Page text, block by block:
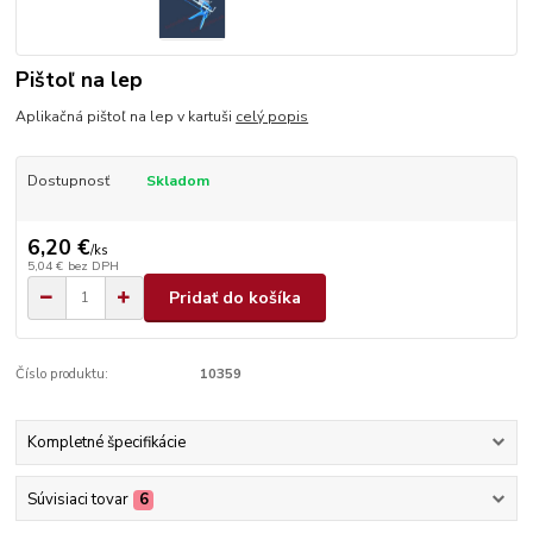
Pištoľ na lep
Aplikačná pištoľ na lep v kartuši celý popis
Dostupnosť Skladom
6,20 €/ks
5,04 € bez DPH
Pridať do košíka
Číslo produktu: 10359
Kompletné špecifikácie
Súvisiaci tovar 6